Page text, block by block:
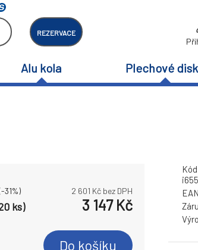
REZERVACE
Alu kola Plechové
31%) 2 601 Kč bez DPH
ks) 3 147Kč
Do košíku